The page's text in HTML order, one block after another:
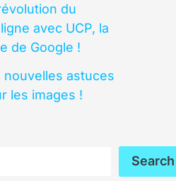
du
avec UCP, la
de Google !
nouvelles astuces
les images !
Search